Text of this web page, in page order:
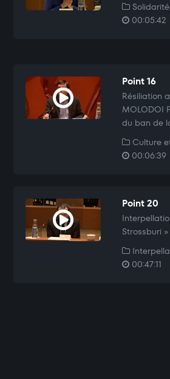
00:05:42
Point 16
Résiliation
MOLODOI
du ban de
Culture
00:06:39
Point 20
Strossburi
00:47:11